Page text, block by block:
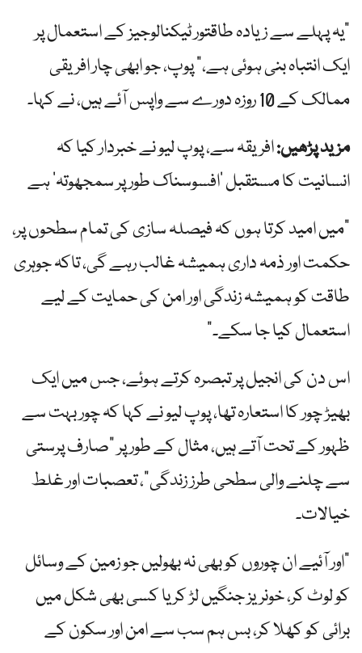
"یہ پہلے سے زیادہ طاقتور ٹیکنالوجیز کے استعمال پر
ایک انتباہ بنی ہوئی ہے،” پوپ، جو ابھی چار افریقی
ممالک کے 10 روزہ دورے سے واپس آئے ہیں، نے کہا۔
مزید پڑھیں:افریقہ سے، پوپ لیو نے خبردار کیا کہ
انسانیت کا مستقبل ‘افسوسناک طور پر سمجھوتہ’ ہے
"میں امید کرتا ہوں کہ فیصلہ سازی کی تمام سطحوں پر،
حکمت اور ذمہ داری ہمیشہ غالب رہے گی، تاکہ جوہری
طاقت کو ہمیشہ زندگی اور امن کی حمایت کے لیے
استعمال کیا جا سکے۔”
اس دن کی انجیل پر تبصرہ کرتے ہوئے، جس میں ایک
بھیڑ چور کا استعارہ تھا، پوپ لیو نے کہا کہ چور بہت سے
ظہور کے تحت آتے ہیں، مثال کے طور پر "صارف پرستی
سے چلنے والی سطحی طرز زندگی”، تعصبات اور غلط
خیالات۔
"اور آئیے ان چوروں کو بھی نہ بھولیں جو زمین کے وسائل
کو لوٹ کر، خونریز جنگیں لڑ کر یا کسی بھی شکل میں
برائی کو کھلا کر، بس ہم سب سے امن اور سکون کے